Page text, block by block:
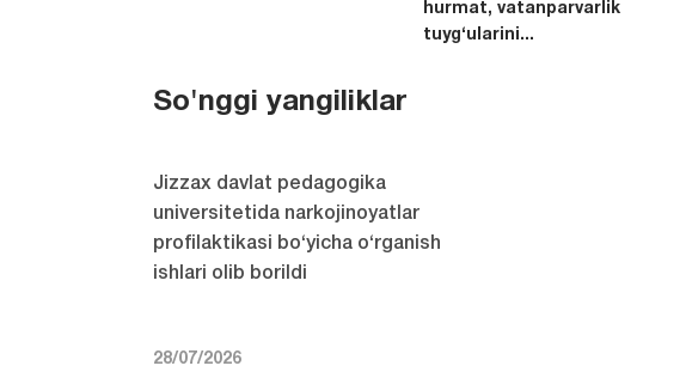
hurmat, vatanparvarlik
tuyg‘ularini...
So'nggi yangiliklar
Jizzax davlat pedagogika
universitetida narkojinoyatlar
profilaktikasi bo‘yicha o‘rganish
ishlari olib borildi
28/07/2026